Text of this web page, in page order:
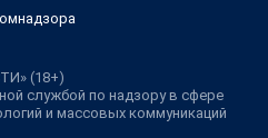
(18+)
службой по надзору в сфере
и массовых коммуникаций